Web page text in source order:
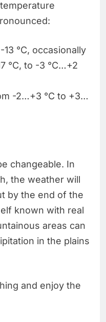
°C, occasionally
°C, to -3 °C…+2
-2…+3 °C to +3…
changeable. In
the weather will
by the end of the
known with real
areas can
in the plains
and enjoy the